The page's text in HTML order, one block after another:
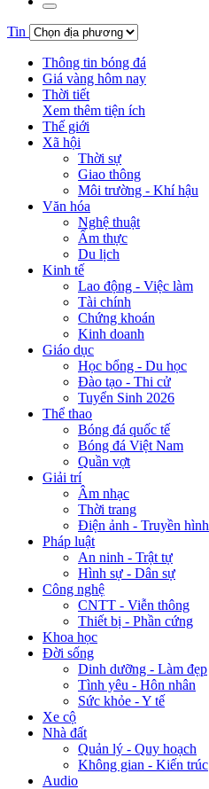
Tin
Thông tin bóng đá
Giá vàng hôm nay
Thời tiết
Xem thêm tiện ích
Thế giới
Xã hội
Thời sự
Giao thông
Môi trường - Khí hậu
Văn hóa
Nghệ thuật
Ẩm thực
Du lịch
Kinh tế
Lao động - Việc làm
Tài chính
Chứng khoán
Kinh doanh
Giáo dục
Học bổng - Du học
Đào tạo - Thi cử
Tuyển Sinh 2026
Thể thao
Bóng đá quốc tế
Bóng đá Việt Nam
Quần vợt
Giải trí
Âm nhạc
Thời trang
Điện ảnh - Truyền hình
Pháp luật
An ninh - Trật tự
Hình sự - Dân sự
Công nghệ
CNTT - Viễn thông
Thiết bị - Phần cứng
Khoa học
Đời sống
Dinh dưỡng - Làm đẹp
Tình yêu - Hôn nhân
Sức khỏe - Y tế
Xe cộ
Nhà đất
Quản lý - Quy hoạch
Không gian - Kiến trúc
Audio